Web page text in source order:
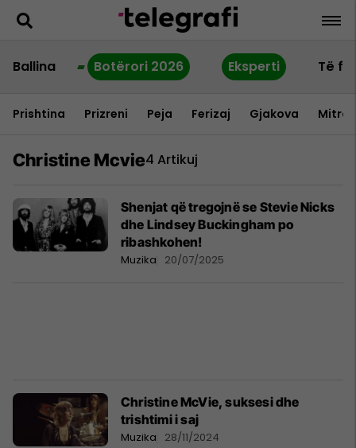
Ballina Botërori 2026 Eksperti Të
Prishtina Prizreni Peja Ferizaj Gjakova
Christine Mcvie4 Artikuj
Shenjat që tregojnë se Stevie Nicks
dhe Lindsey Buckingham po
ribashkohen!
Muzika 20/07/2025
Christine McVie, suksesi dhe
trishtimi i saj
Muzika 28/11/2024